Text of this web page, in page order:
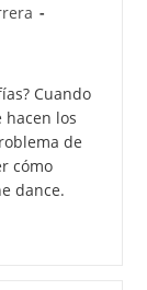
Cuando
hacen los
de
cómo
dance.